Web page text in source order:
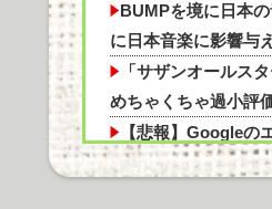
【悲報】顔は悪く
Powered by
BUMPを境に日本
に日本音楽に影響与
「サザンオールス
めちゃくちゃ過小評
【悲報】Googleの
くなった」他